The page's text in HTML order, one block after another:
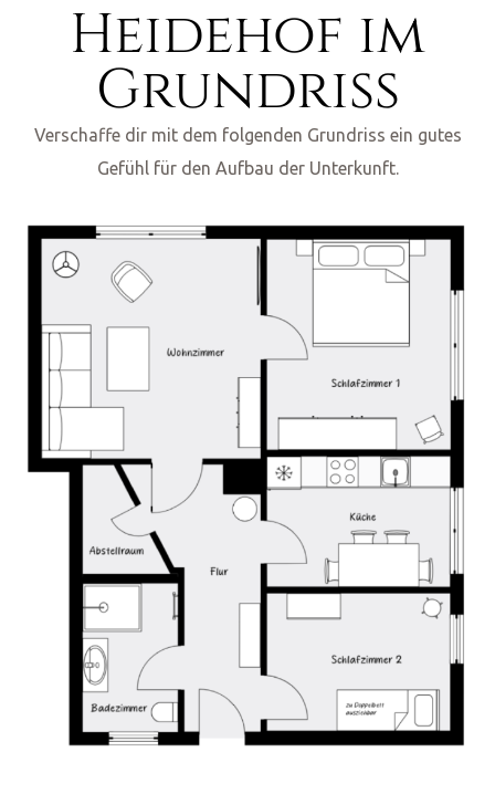
Heidehof im
Grundriss
Verschaffe dir mit dem folgenden Grundriss ein gutes
Gefühl für den Aufbau der Unterkunft.